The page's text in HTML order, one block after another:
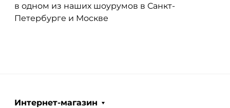
в одном из наших шоурумов в Санкт-
Петербурге и Москве
Интернет-магазин